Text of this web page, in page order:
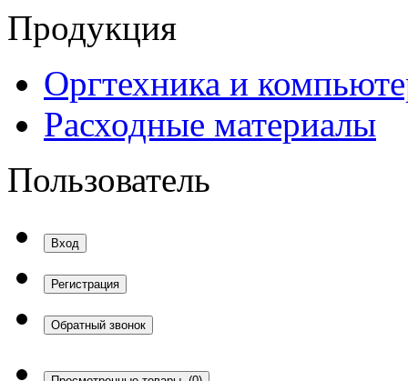
Продукция
Оргтехника и
Расходные материалы
Пользователь
Вход
Регистрация
Обратный звонок